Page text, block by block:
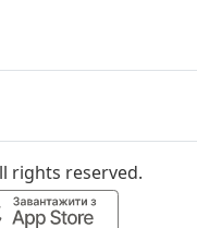
rights reserved.